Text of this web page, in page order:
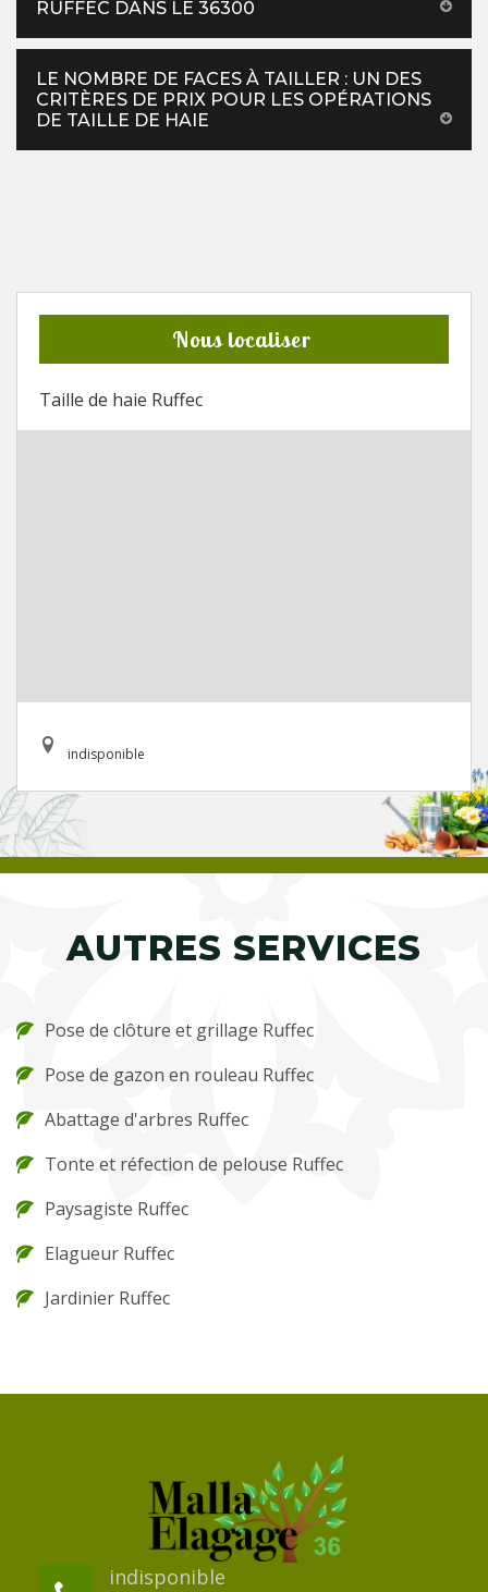
RUFFEC DANS LE 36300
LE NOMBRE DE FACES À TAILLER : UN DES
CRITÈRES DE PRIX POUR LES OPÉRATIONS
DE TAILLE DE HAIE
Nous localiser
Taille de haie Ruffec
indisponible
AUTRES SERVICES
Pose de clôture et grillage Ruffec
Pose de gazon en rouleau Ruffec
Abattage d'arbres Ruffec
Tonte et réfection de pelouse Ruffec
Paysagiste Ruffec
Elagueur Ruffec
Jardinier Ruffec
indisponible